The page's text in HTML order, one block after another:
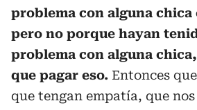
problema con alguna chica
pero no porque hayan
problema con alguna
que pagar eso. Entonces
que tengan empatía, que